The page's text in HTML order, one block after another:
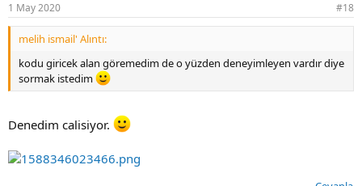
1 May 2020 #18
melih ismail' Alıntı:
kodu giricek alan göremedim de o yüzden deneyimleyen vardır diye
sormak istedim
Denedim calisiyor.